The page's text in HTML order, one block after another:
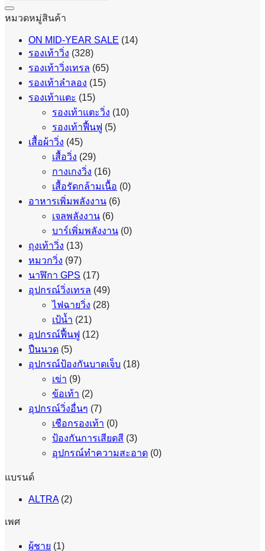
หมวดหมู่สินค้า
ON MID-YEAR SALE (14)
รองเท้าวิ่ง (328)
รองเท้าวิ่งเทรล (65)
รองเท้าลำลอง (15)
รองเท้าแตะ (15)
รองเท้าแตะวิ่ง (10)
รองเท้าฟื้นฟู (5)
เสื้อผ้าวิ่ง (45)
เสื้อวิ่ง (29)
กางเกงวิ่ง (16)
เสื้อรัดกล้ามเนื้อ (0)
อาหารเพิ่มพลังงาน (6)
เจลพลังงาน (6)
บาร์เพิ่มพลังงาน (0)
ถุงเท้าวิ่ง (13)
หมวกวิ่ง (97)
นาฬิกา GPS (17)
อุปกรณ์วิ่งเทรล (49)
ไฟฉายวิ่ง (28)
เป้น้ำ (21)
อุปกรณ์ฟื้นฟู (12)
ปืนนวด (5)
อุปกรณ์ป้องกันบาดเจ็บ (18)
เข่า (9)
ข้อเท้า (2)
อุปกรณ์วิ่งอื่นๆ (7)
เชือกรองเท้า (0)
ป้องกันการเสียดสี (3)
อุปกรณ์ทำความสะอาด (0)
แบรนด์
ALTRA (2)
เพศ
ผู้ชาย (1)